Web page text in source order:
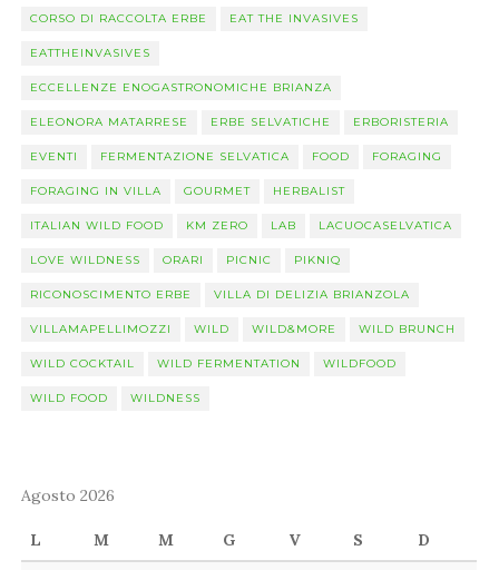
CORSO DI RACCOLTA ERBE EAT THE INVASIVES
EATTHEINVASIVES
ECCELLENZE ENOGASTRONOMICHE BRIANZA
ELEONORA MATARRESE ERBE SELVATICHE ERBORISTERIA
EVENTI FERMENTAZIONE SELVATICA FOOD FORAGING
FORAGING IN VILLA GOURMET HERBALIST
ITALIAN WILD FOOD KM ZERO LAB LACUOCASELVATICA
LOVE WILDNESS ORARI PICNIC PIKNIQ
RICONOSCIMENTO ERBE VILLA DI DELIZIA BRIANZOLA
VILLAMAPELLIMOZZI WILD WILD&MORE WILD BRUNCH
WILD COCKTAIL WILD FERMENTATION WILDFOOD
WILD FOOD WILDNESS
Agosto 2026
L M M G V S D